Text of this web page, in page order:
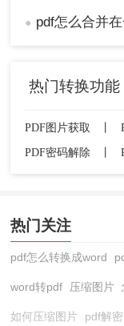
● pdf怎么合并在
热门转换功能
PDF图片获取
PDF密码解除
丨
热门关注
pdf怎么转换成word
word转pdf 压缩图片
如何压缩图片 pdf解密